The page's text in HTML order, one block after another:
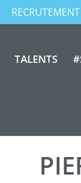
RECRUTEMENT
TALENTS